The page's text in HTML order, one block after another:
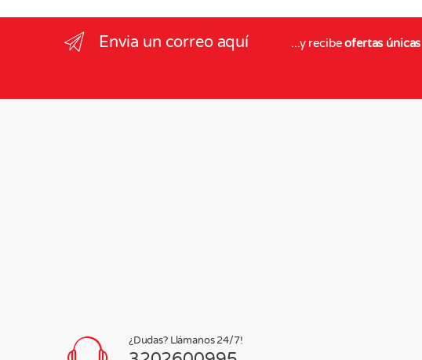
Envia un correo aquí ...y recibeofertas únicas
¿Dudas? Llámanos 24/7!